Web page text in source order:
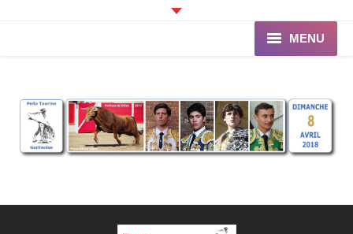
MENU
Programme
Ganaderia de PINCHA
Infos pratiques